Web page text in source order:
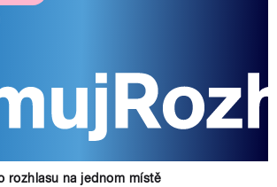
rozhlasu na jednom místě